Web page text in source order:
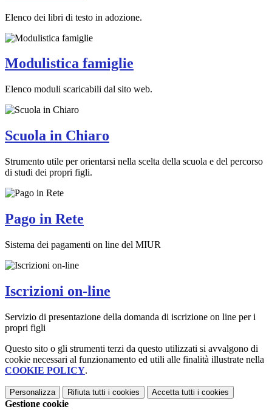
Elenco dei libri di testo in adozione.
Modulistica famiglie
Elenco moduli scaricabili dal sito web.
Scuola in Chiaro
Strumento utile per orientarsi nella scelta della scuola e del percorso
di studi dei propri figli.
Pago in Rete
Sistema dei pagamenti on line del MIUR
Iscrizioni on-line
Servizio di presentazione della domanda di iscrizione on line per i
propri figli
Questo sito o gli strumenti terzi da questo utilizzati si avvalgono di
cookie necessari al funzionamento ed utili alle finalità illustrate nella
COOKIE POLICY.
Personalizza Rifiuta tutti i cookies Accetta tutti i cookies
Gestione cookie